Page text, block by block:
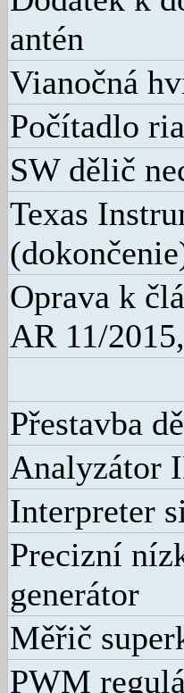
antén
Vianočná
Počítadlo
SW dělič
Texas
Oprava k
AR 11/
Přestavba
Analyzátor
Interpreter
Precizní
generátor
Měřič
PWM